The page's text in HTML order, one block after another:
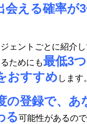
会える確率が
ェントごとに紹介
ためにも最低3
おすすめ します。
の登録で、あ
る可能性があるの